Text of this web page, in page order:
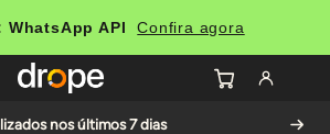
WhatsApp API Confira agora
nos últimos 7 dias